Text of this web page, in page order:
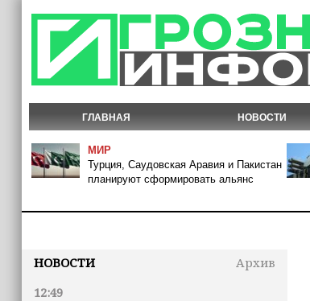
ГЛАВНАЯ НОВОСТИ
МИР
Турция, Саудовская Аравия и Пакистан
планируют сформировать альянс
НОВОСТИ
Архив
12:49